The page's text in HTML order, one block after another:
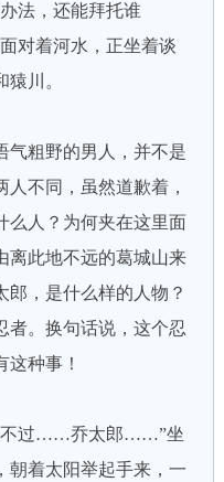
法，还能拜托谁
对着河水，正坐着谈
川。
粗野的男人，并不是
不同，虽然道歉着，
么人？为何夹在这里面
离此地不远的葛城山来
郎，是什么样的人物？
者。换句话说，这个忍
种事！
过……乔太郎……”坐
朝着太阳举起手来，一